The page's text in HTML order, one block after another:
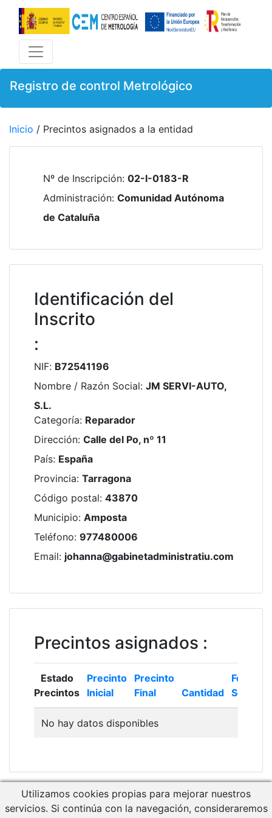
Registro de control Metrológico
Inicio / Precintos asignados a la entidad
Nº de Inscripción: 02-I-0183-R
Administración: Comunidad Autónoma
de Cataluña
Identificación del
Inscrito
:
NIF: B72541196
Nombre / Razón Social: JM SERVI-AUTO,
S.L.
Categoría: Reparador
Dirección: Calle del Po, nº 11
País: España
Provincia: Tarragona
Código postal: 43870
Municipio: Amposta
Teléfono: 977480006
Email: johanna@gabinetadministratiu.com
Precintos asignados :
Estado
Precintos
Precinto
Inicial
Precinto
Final
Cantidad
Fecha
Solicitud
No hay datos disponibles
Descargar Manual de Usuario
Acceso a RCM Gestión
Utilizamos cookies propias para mejorar nuestros
servicios. Si continúa con la navegación, consideraremos